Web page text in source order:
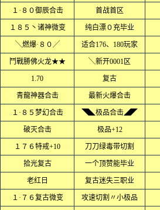
１·８０御辰合击 首战首区
１８５丶诸神微变 纯白漂０充毕业
╲燃爆·８０╱ 适合176、180玩家
鬥戰勝佛火龙★★ ╲新开0001区
1.70 复古
青龍神器合击 最新火爆合击
１·８５梦幻合击 ◥◣极品合击◢◤
破灭合击 极品+12
１７６特戒+10 刀刀绿毒带切割
拾光复古 一个顶赞能毕业
老红日 复古迷失三职业
１·７６复古微变 攻速切割〃小极品